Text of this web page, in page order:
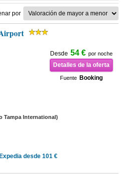
por
Desde 54 € por noche
Detalles de la oferta
Fuente Booking
Tampa International)
Expedia desde 101 €